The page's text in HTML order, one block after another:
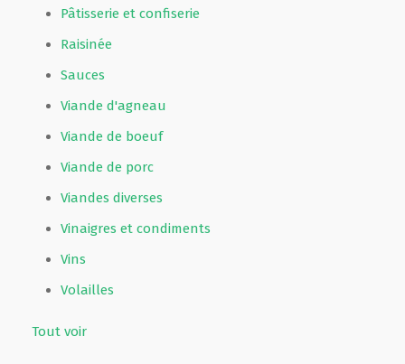
Pâtisserie et confiserie
Raisinée
Sauces
Viande d'agneau
Viande de boeuf
Viande de porc
Viandes diverses
Vinaigres et condiments
Vins
Volailles
Tout voir